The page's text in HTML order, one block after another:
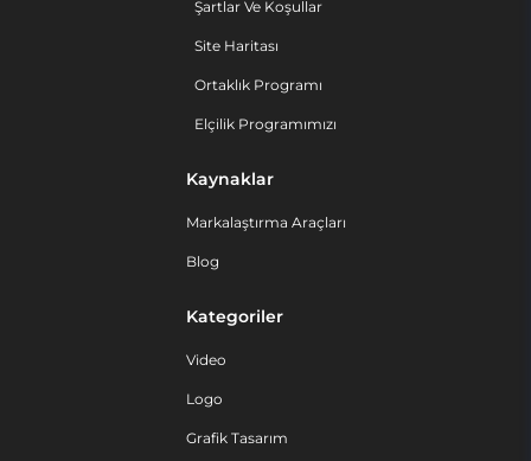
Şartlar Ve Koşullar
Site Haritası
Ortaklık Programı
Elçilik Programımızı
Kaynaklar
Markalaştırma Araçları
Blog
Kategoriler
Video
Logo
Grafik Tasarım